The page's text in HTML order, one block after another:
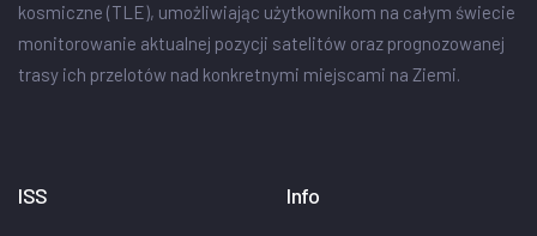
kosmiczne (TLE), umożliwiając użytkownikom na całym świecie
monitorowanie aktualnej pozycji satelitów oraz prognozowanej
trasy ich przelotów nad konkretnymi miejscami na Ziemi.
ISS Info